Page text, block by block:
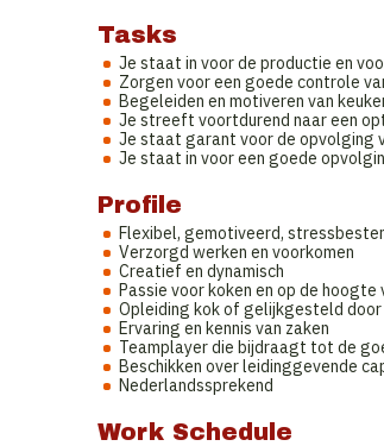
Tasks
Je staat in voor de productie en
Zorgen voor een goede controle
Begeleiden en motiveren van
Je streeft voortdurend naar een
Je staat garant voor de opvolging
Je staat in voor een goede
Profile
Flexibel, gemotiveerd,
Verzorgd werken en voorkomen
Creatief en dynamisch
Passie voor koken en op de hoogte
Opleiding kok of gelijkgesteld
Ervaring en kennis van zaken
Teamplayer die bijdraagt tot de
Beschikken over leidinggevende
Nederlandssprekend
Work Schedule